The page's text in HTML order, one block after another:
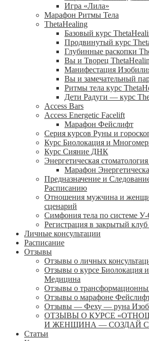
Игра «Лила»
Марафон Ритмы Тела
ThetaHealing
Базовый курс
Продвинутый курс
Глубинные раскопки
Вы и Творец
Манифестация
Вы и замечательный
Ритмы тела курс
Дети Радуги — курс
Access Bars
Access Energetic Facelift
Марафон Фейслифт
Серия курсов Руны и
Курс Биолокация и
Курс Сияние ДНК
Энергетическая
Марафон
Предназначение и
Расписанию
Отношения мужчина и
сценарий
Симфония тела по системе
Регистрация в закрытый
Личные консультации
Расписание
Отзывы
Отзывы о личных
Отзывы о курсе Биолокация
Медицина
Отзывы о
Отзывы о марафоне
Отзывы — Феху — руна
ОТЗЫВЫ О КУРСЕ
И ЖЕНЩИНА — СОЗДАЙ
Статьи